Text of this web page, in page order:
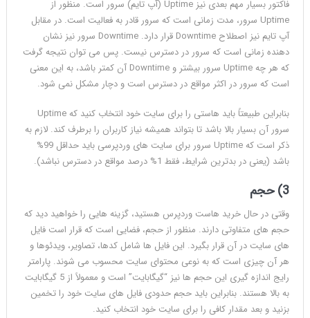
فاکتور بسیار مهم بعدی نیز Uptime (آپ تایم) سرور است. منظور از
Uptime سرور، مدت زمانی است که سرور قادر به فعالیت است. در مقابل
آپ تایم نیز اصطلاح Downtime قرار دارد. Downtime سرور نیز نشان
دهنده زمانی است که سرور در دسترس نیست. پس می توان نتیجه گرفت
که هر چه Uptime سرور بیشتر و Downtime آن کمتر باشد، به این معنی
است که سرور در اکثر مواقع در دسترس است و دچار مشکل نمی شود.
بنابراین طبیعتاً باید هاستی را برای سایت خود انتخاب کنید که Uptime
سرور آن بسیار بالا باشد تا بتواند همیشه نیاز کاربران را برطرف کند. لازم به
ذکر است که Uptime سرور برای سایت های وردپرسی باید حداقل 99%
باشد (یعنی در بدترین شرایط، فقط 1% درصد مواقع در دسترس نباشد).
3) حجم
وقتی در حال خرید هاست وردپرس هستید، گزینه هایی را خواهید دید که
حجم های متفاوتی دارند. منظور از حجم، فضایی است که قرار است فایل
های سایت در آن قرار بگیرد. این فایل ها شامل کدها، تصاویر، ویدئوها و
هر آن چیزی است که به نوعی محتوای سایت محسوب می شوند. پارامتر
رایج اندازه گیری این حجم ها نیز “گیگابایت” است و معمولاً از 5 گیگابایت
به بالا هستند. بنابراین باید حجم حدودی فایل های سایت خود را تخمین
بزنید و بعد مقدار کافی را برای سایت خود انتخاب کنید.